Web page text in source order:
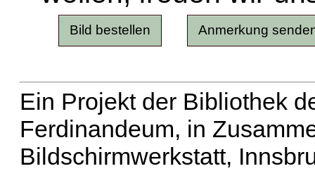
Ein Projekt der Bibliothek
Ferdinandeum, in
Bildschirmwerkstatt,